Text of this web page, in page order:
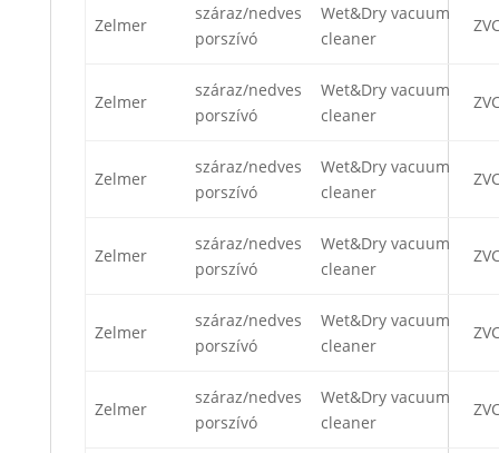
Zelmer
száraz/nedves
porszívó
Wet&Dry vacuum
cleaner
Zelmer
száraz/nedves
porszívó
Wet&Dry vacuum
cleaner
Zelmer
száraz/nedves
porszívó
Wet&Dry vacuum
cleaner
Zelmer
száraz/nedves
porszívó
Wet&Dry vacuum
cleaner
Zelmer
száraz/nedves
porszívó
Wet&Dry vacuum
cleaner
Zelmer
száraz/nedves
porszívó
Wet&Dry vacuum
cleaner